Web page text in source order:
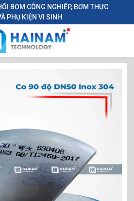
BƠM CÔNG NGHIỆP, BƠM THỰC
PHỤ KIỆN VI SINH